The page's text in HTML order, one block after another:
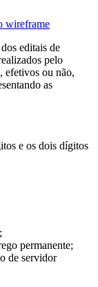
wireframe
editais de
pelo
efetivos ou não,
as
e os dois dígitos
permanente;
de servidor